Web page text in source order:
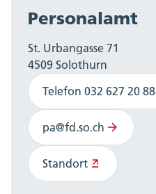
Personalamt
St. Urbangasse 71
4509 Solothurn
Telefon 032 627 20 88
pa@fd.so.ch
Standort